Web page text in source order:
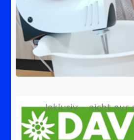
Inklusiv - nicht nur